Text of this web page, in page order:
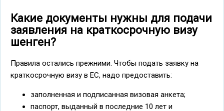
Какие документы нужны для подачи
заявления на краткосрочную визу
шенген?
Правила остались прежними. Чтобы подать заявку на
краткосрочную визу в ЕС, надо предоставить:
заполненная и подписанная визовая анкета;
паспорт, выданный в последние 10 лет и